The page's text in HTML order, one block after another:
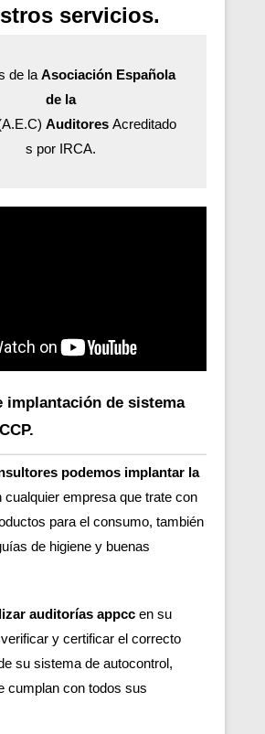
servicios.
de la Asociación Española
de la
AuditoresAcreditado
s por IRCA.
implantación de sistema
podemos implantar la
cualquier empresa que trate con
para el consumo, también
de higiene y buenas
auditorías appcc en su
y certificar el correcto
su sistema de autocontrol,
cumplan con todos sus